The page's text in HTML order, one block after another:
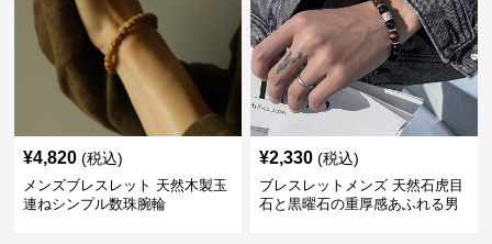
¥4,820 (税込)
メンズブレスレット 天然木製玉
連ねシンプル数珠腕輪
¥2,330 (税込)
ブレスレットメンズ 天然石虎目
石と黒曜石の重厚感あふれる男